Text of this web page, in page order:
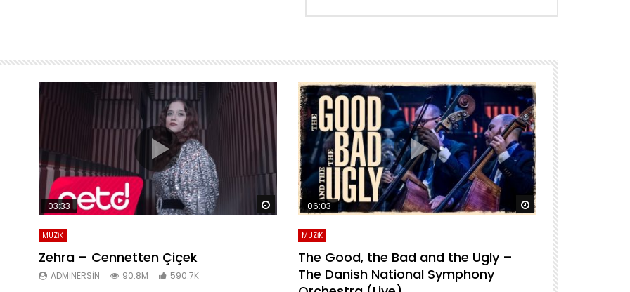
Daha sonra izle Daha sonra izle
03:33
MÜZİK
Zehra – Cennetten Çiçek
ADMINERSIN 90.8M 590.7K
Daha sonra izle
06:03
MÜZİK
The Good, the Bad and the Ugly –
The Danish National Symphony
For A Few
National